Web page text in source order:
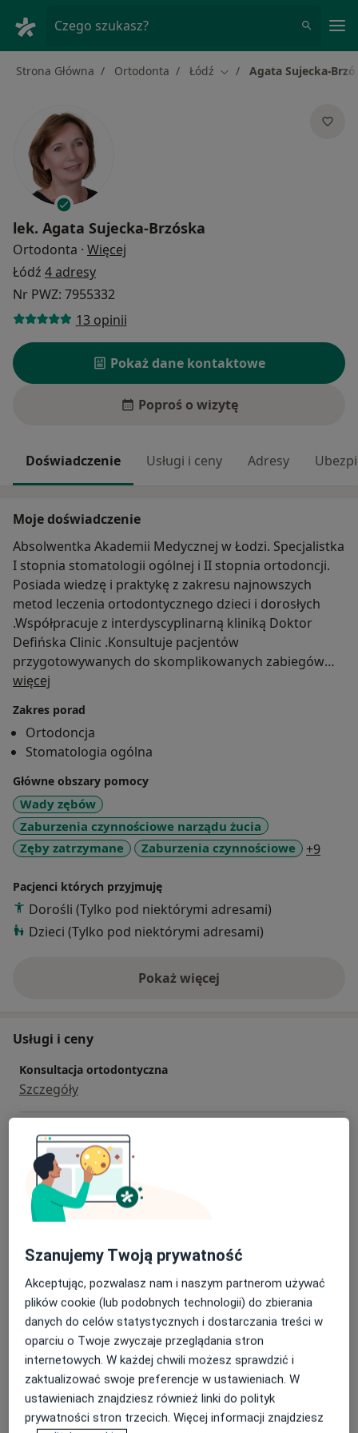
Czego szukasz?
Strona Główna Ortodonta Łódź Zmień miasto
Agata Sujecka-
lek. Agata Sujecka-Brzóska
Ortodonta · Więcej
Łódź 4 adresy
Nr PWZ: 7955332
13 opinii
Pokaż dane kontaktowe
Poproś o wizytę
Doświadczenie Usługi i ceny Adresy
Moje doświadczenie
Absolwentka Akademii Medycznej w Łodzi. Specjalistka
I stopnia stomatologii ogólnej i II stopnia ortodoncji.
Posiada wiedzę i praktykę z zakresu najnowszych
metod leczenia ortodontycznego dzieci i dorosłych
.Współpracuje z interdyscyplinarną kliniką Doktor
Defińska Clinic .Konsultuje pacjentów
przygotowywanych do skomplikowanych zabiegów
ortodontyczno-protetyczno-
od kilkunastu lat. Jest wieloletnim wykładowcą na
Uniwersytecie Medycznym w Łodzi.Uczestniczy w
konferencjach i sympozjach w dziedzinie ortodoncji z
udziałem wykładowców polskich i międzynarodowych.
więcej
Zakres porad
Ortodoncja
Stomatologia ogólna
Główne obszary pomocy
Wady zębów
Zaburzenia czynnościowe narządu żucia
Zęby zatrzymane
Zaburzenia czynnościowe +9
Pacjenci których przyjmuję
Dorośli (Tylko pod niektórymi adresami)
Dzieci (Tylko pod niektórymi adresami)
Pokaż więcejo doświadczeniu
Usługi i ceny
Konsultacja ortodontyczna
Szczegóły
Aparaty ruchome
Szczegóły
Aparaty stałe
Szczegóły
Aparaty stałe estetyczne
Szczegóły
Badania stomatologiczne
Szczegóły
+ 11 usług
W jaki sposób ustalane są ceny?
Szanujemy Twoją prywatność
Akceptując, pozwalasz nam i naszym partnerom używać
plików cookie (lub podobnych technologii) do zbierania
danych do celów statystycznych i dostarczania treści w
oparciu o Twoje zwyczaje przeglądania stron
internetowych. W każdej chwili możesz sprawdzić i
zaktualizować swoje preferencje w ustawieniach. W
ustawieniach znajdziesz również linki do polityk
prywatności stron trzecich. Więcej informacji znajdziesz